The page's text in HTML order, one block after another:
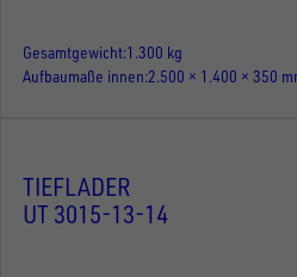
Gesamtgewicht 1.300 kg
Aufbaumaße innen 2.500 × 1.400 × 350
TIEFLADER
UT 3015-13-14